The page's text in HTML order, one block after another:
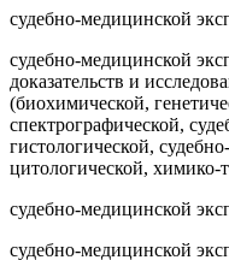
судебно-медицинской
судебно-медицинской
доказательств и
(биохимической,
спектрографической,
гистологической,
цитологической, химико-
судебно-медицинской
судебно-медицинской